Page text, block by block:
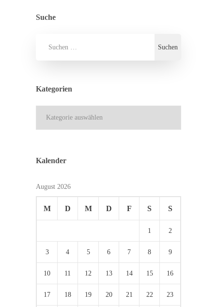
Suche
Kategorien
Kalender
August 2026
M D M D F S S
1 2
3 4 5 6 7 8 9
10 11 12 13 14 15 16
17 18 19 20 21 22 23